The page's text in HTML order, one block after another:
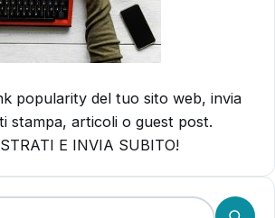
popularity del tuo sito web, invia
stampa, articoli o guest post.
E INVIA SUBITO!